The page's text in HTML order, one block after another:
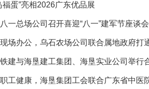
蛋”亮相2026广东优品展
一总场公司召开喜迎“八一”建军节座谈会